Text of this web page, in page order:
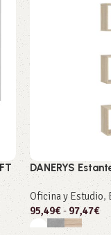
DANERYS
Oficina y Estudio,
95,49€- 97,47€